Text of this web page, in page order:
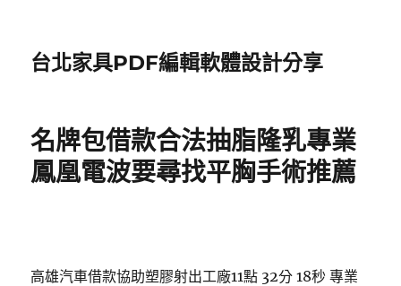
台北家具PDF編輯軟體設計分享
名牌包借款合法抽脂隆乳專業
鳳凰電波要尋找平胸手術推薦
高雄汽車借款協助塑膠射出工廠11點 32分 18秒 專業